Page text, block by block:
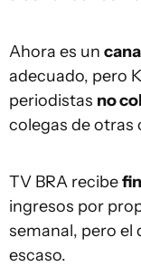
Ahora es un
adecuado, pero
periodistas no
colegas de otras
TV BRA recibe
ingresos por
semanal, pero el
escaso.